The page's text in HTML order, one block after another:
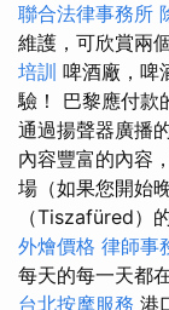
聯合法律事務所
維護，可欣賞兩
培訓 啤酒廠，啤
驗！ 巴黎應付款
通過揚聲器廣播
內容豐富的內容
場（如果您開始
（Tiszafüred）
外燴價格 律師事
每天的每一天都
台北按摩服務 港